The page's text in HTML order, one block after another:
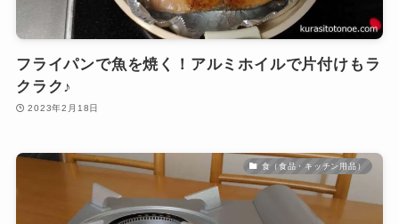
フライパンで魚を焼く！アルミホイルで片付けもラ
クラク♪
2023年2月18日
食（食品・キッチン用品）